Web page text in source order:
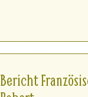
Bericht